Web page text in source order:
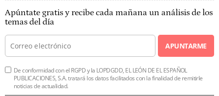
Apúntate gratis y recibe cada mañana un análisis de los
temas del día
APUNTARME
De conformidad con el RGPD y la LOPDGDD, EL LEÓN DE EL ESPAÑOL
PUBLICACIONES, S.A. tratará los datos facilitados con la finalidad de remitirle
noticias de actualidad.